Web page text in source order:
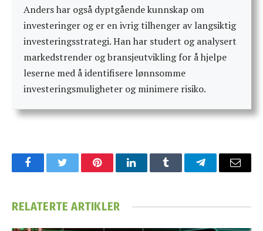
Anders har også dyptgående kunnskap om
investeringer og er en ivrig tilhenger av langsiktig
investeringsstrategi. Han har studert og analysert
markedstrender og bransjeutvikling for å hjelpe
leserne med å identifisere lønnsomme
investeringsmuligheter og minimere risiko.
FacebookTwitter PinterestLinkedInTumblr TelegramEmail
RELATERTE ARTIKLER